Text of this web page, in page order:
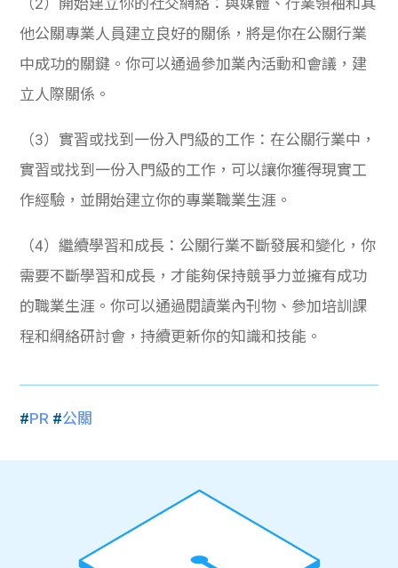
（2）開始建立你的社交網絡：與媒體、行業領袖和其
他公關專業人員建立良好的關係，將是你在公關行業
中成功的關鍵。你可以通過參加業內活動和會議，建
立人際關係。
（3）實習或找到一份入門級的工作：在公關行業中，
實習或找到一份入門級的工作，可以讓你獲得現實工
作經驗，並開始建立你的專業職業生涯。
（4）繼續學習和成長：公關行業不斷發展和變化，你
需要不斷學習和成長，才能夠保持競爭力並擁有成功
的職業生涯。你可以通過閱讀業內刊物、參加培訓課
程和網絡研討會，持續更新你的知識和技能。
#PR #公關